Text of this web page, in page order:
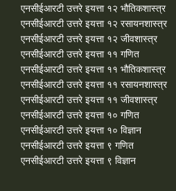
एनसीईआरटी उत्तरे इयत्ता १२ भौतिकशास्त्र
एनसीईआरटी उत्तरे इयत्ता १२ रसायनशास्त्र
एनसीईआरटी उत्तरे इयत्ता १२ जीवशास्त्र
एनसीईआरटी उत्तरे इयत्ता ११ गणित
एनसीईआरटी उत्तरे इयत्ता ११ भौतिकशास्त्र
एनसीईआरटी उत्तरे इयत्ता ११ रसायनशास्त्र
एनसीईआरटी उत्तरे इयत्ता ११ जीवशास्त्र
एनसीईआरटी उत्तरे इयत्ता १० गणित
एनसीईआरटी उत्तरे इयत्ता १० विज्ञान
एनसीईआरटी उत्तरे इयत्ता ९ गणित
एनसीईआरटी उत्तरे इयत्ता ९ विज्ञान